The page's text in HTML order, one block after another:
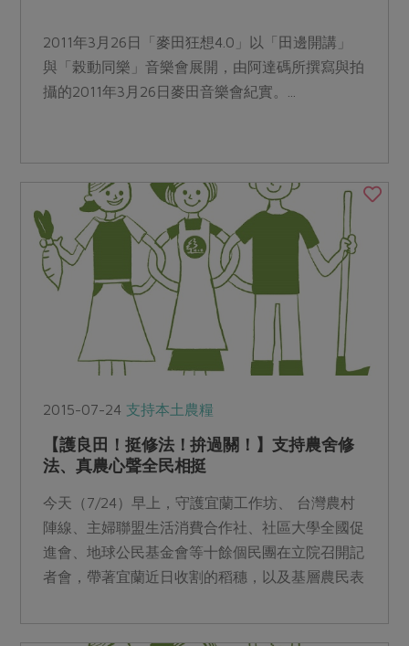
2011年3月26日「麥田狂想4.0」以「田邊開講」
與「榖動同樂」音樂會展開，由阿達碼所撰寫與拍
攝的2011年3月26日麥田音樂會紀實。...
2015-07-24 支持本土農糧
【護良田！挺修法！拚過關！】支持農舍修
法、真農心聲全民相挺
今天（7/24）早上，守護宜蘭工作坊、 台灣農村
陣線、主婦聯盟生活消費合作社、社區大學全國促
進會、地球公民基金會等十餘個民團在立院召開記
者會，帶著宜蘭近日收割的稻穗，以及基層農民表